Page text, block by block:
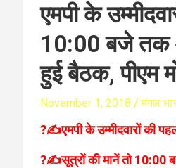
एमपी के
10:00 बजे तक
हुई बैठक, पीएम
November 1, 2018 मंगल
?✍️एमपी के उम्मीदवारों की
?✍️सूत्रों की मानें तो 10:00